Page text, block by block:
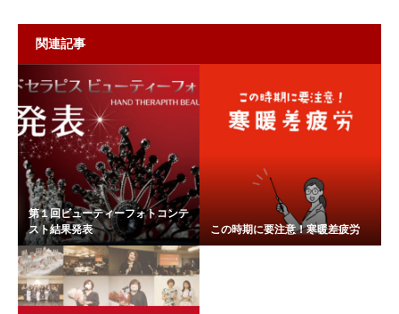
関連記事
第１回ビューティーフォトコンテ
スト結果発表
この時期に要注意！寒暖差疲労